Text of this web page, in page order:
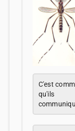
C'est
qu'ils